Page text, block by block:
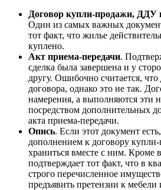
Договор купли-продажи, ДДУ
Один из самых важных
тот факт, что жилье
куплено.
Акт приема-передачи.
сделка была завершена и у
другу. Ошибочно считается, что
договора, однако это не так.
намерения, а выполняются эти
посредством дополнительных
акта приема-передачи.
Опись. Если этот документ
дополнением к договору
храниться вместе с ним. Кроме
подтверждает тот факт, что в
строго перечисленное
предъявить претензии к